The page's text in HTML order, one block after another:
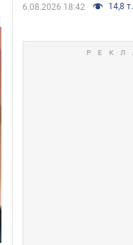
6.08.2026 18:42 14,8 т.